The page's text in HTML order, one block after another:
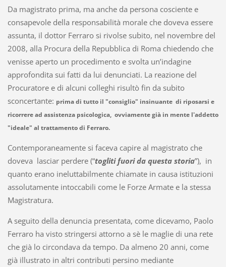
Da magistrato prima, ma anche da persona cosciente e
consapevole della responsabilità morale che doveva essere
assunta, il dottor Ferraro si rivolse subito, nel novembre del
2008, alla Procura della Repubblica di Roma chiedendo che
venisse aperto un procedimento e svolta un’indagine
approfondita sui fatti da lui denunciati. La reazione del
Procuratore e di alcuni colleghi risultò fin da subito
sconcertante: prima di tutto il "consiglio" insinuante di riposarsi e
ricorrere ad assistenza psicologica, ovviamente già in mente l'addetto
"ideale" al trattamento di Ferraro.
Contemporaneamente si faceva capire al magistrato che
doveva lasciar perdere (“togliti fuori da questa storia”), in
quanto erano ineluttabilmente chiamate in causa istituzioni
assolutamente intoccabili come le Forze Armate e la stessa
Magistratura.
A seguito della denuncia presentata, come dicevamo, Paolo
Ferraro ha visto stringersi attorno a sè le maglie di una rete
che già lo circondava da tempo. Da almeno 20 anni, come
già illustrato in altri contributi persino mediante